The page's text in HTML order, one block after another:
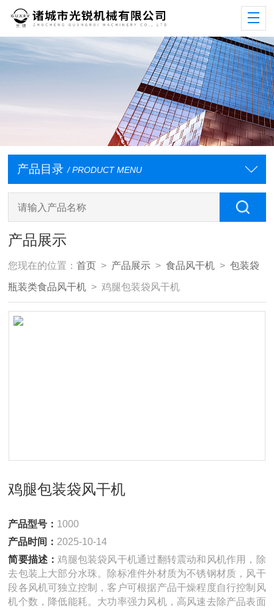
产品目录 / PRODUCT MENU
产品展示
您现在的位置：首页 > 产品展示 >食品风干机 >包装袋
瓶装类食品风干机 > 鸡腿包装袋风干机
鸡腿包装袋风干机
产品型号： 1000
产品时间： 2025-10-14
简要描述： 鸡腿包装袋风干机通过翻转震动和风机作用，除
去包装上大部分水珠。除标准件外材质为不锈钢材质，风干
段各风机可独立控制，客户可根据产品干燥程度自行控制风
机个数，降低能耗。大功率强力风机，高风速去除产品表面